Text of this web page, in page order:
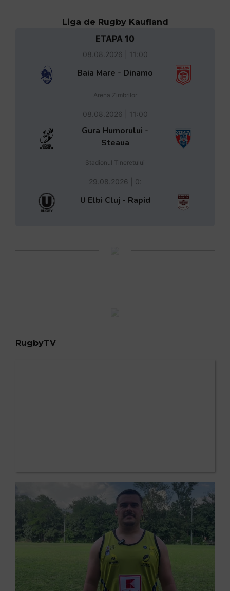
Liga de Rugby Kaufland
ETAPA 10
08.08.2026 | 11:00
Baia Mare - Dinamo
Arena Zimbrilor
08.08.2026 | 11:00
Gura Humorului -
Steaua
Stadionul Tineretului
29.08.2026 | 0:
U Elbi Cluj - Rapid
RugbyTV